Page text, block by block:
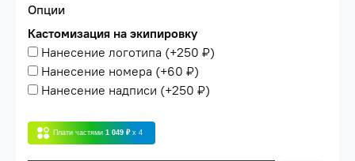
Опции
Кастомизация на экипировку
Нанесение логотипа (+250 ₽)
Нанесение номера (+60 ₽)
Нанесение надписи (+250 ₽)
Плати частями 1 049 ₽ x 4